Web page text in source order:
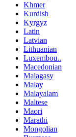
Khmer
Kurdish
Kyrgyz
Latin
Latvian
Lithuanian
Luxembou..
Macedonian
Malagasy
Malay
Malayalam
Maltese
Maori
Marathi
Mongolian